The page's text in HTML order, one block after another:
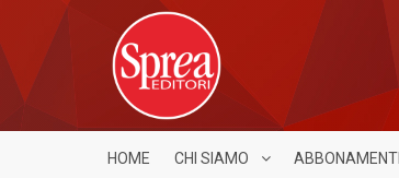
HOME CHI SIAMO ABBONAMENTI